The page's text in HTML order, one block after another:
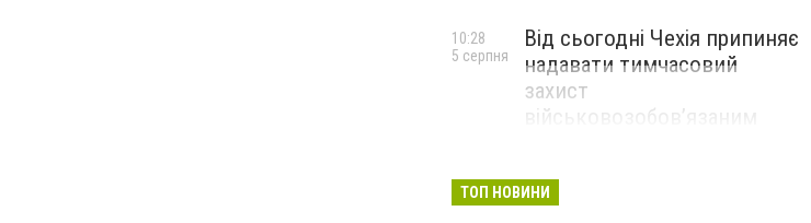
Від сьогодні Чехія припиняє
надавати тимчасовий
захист
військовозобов’язаним
10:28
5 серпня
ТОП НОВИНИ